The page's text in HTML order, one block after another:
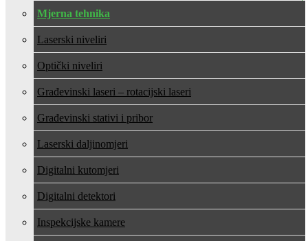
Mjerna tehnika
Laserski niveliri
Optički niveliri
Građevinski laseri – rotacijski laseri
Građevinski stativi i pribor
Laserski daljinomjeri
Digitalni kutomjeri
Digitalni detektori
Inspekcijske kamere